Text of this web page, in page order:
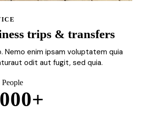
trips & transfers
Nemo enim ipsam voluptatem quia
odit aut fugit, sed quia.
People
000+